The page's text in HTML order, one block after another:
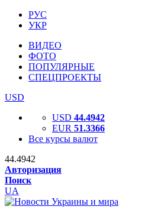
РУС
УКР
ВИДЕО
ФОТО
ПОПУЛЯРНЫЕ
СПЕЦПРОЕКТЫ
USD
USD 44.4942
EUR 51.3366
Все курсы валют
44.4942
Авторизация
Поиск
UA